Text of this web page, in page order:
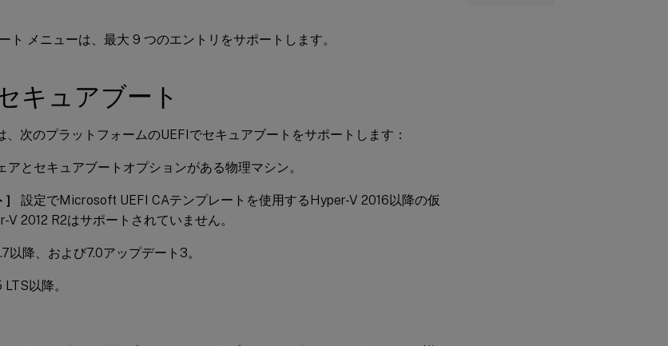
ト メニューは、最大 9 つのエントリをサポートします。
キュアブート
次のプラットフォームのUEFIでセキュアブートをサポートします：
アとセキュアブートオプションがある物理マシン。
設定でMicrosoft UEFI CAテンプレートを使用するHyper-V 2016以降の仮
V 2012 R2はサポートされていません。
以降、および7.0アップデート3。
以降。